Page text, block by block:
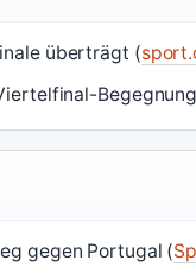
überträgt (
gegen Portugal (